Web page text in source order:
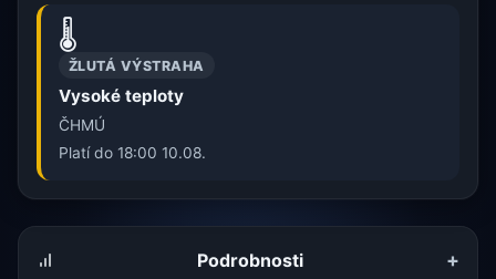
🌡️
ŽLUTÁ VÝSTRAHA
Vysoké teploty
ČHMÚ
Platí do 18:00 10.08.
Podrobnosti +